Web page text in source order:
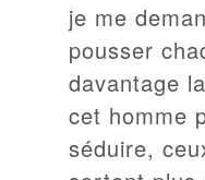
je me
pousser
davantage
cet homme
séduire,